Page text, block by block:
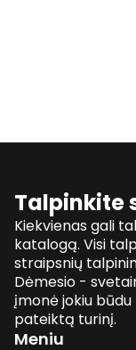
Talpinkite
Kiekvienas gali
katalogą. Visi
straipsnių
Dėmesio -
įmonė jokiu
pateiktą turinį.
Meniu